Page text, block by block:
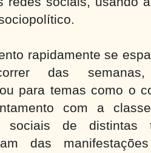
rapidamente se
das
para temas como o
com a
sociais de distintas
das